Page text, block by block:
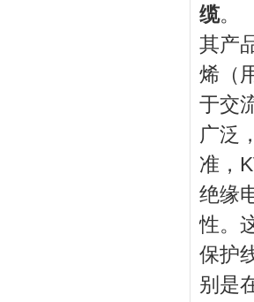
缆。
其产
烯（
于交
广泛
准，
绝缘
性。
保护
别是